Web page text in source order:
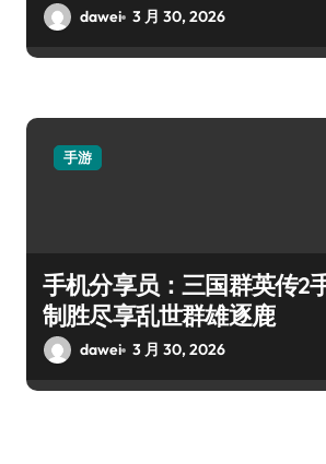
dawei 3 月 30, 2026
手游
手机分享员：三国群英传2
制胜尽享乱世群雄逐鹿
dawei 3 月 30, 2026